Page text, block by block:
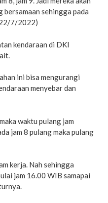
bersamaan sehingga pada
7/2022)
kendaraan di DKI
ini bisa mengurangi
menyebar dan
waktu pulang jam
jam 8 pulang maka pulang
kerja. Nah sehingga
jam 16.00 WIB samapai